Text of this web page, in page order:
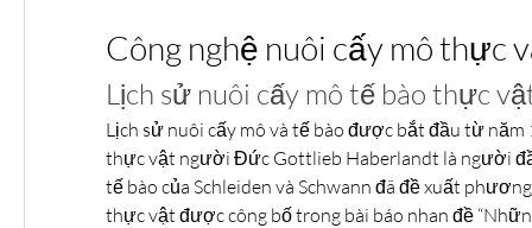
Công nghệ nuôi cấy mô thực
Lịch sử nuôi cấy mô tế bào thực
Lịch sử nuôi cấy mô và tế bào được bắt đầu từ năm
thực vật người Đức Gottlieb Haberlandt là người
tế bào của Schleiden và Schwann đã đề xuất
thực vật được công bố trong bài báo nhan đề